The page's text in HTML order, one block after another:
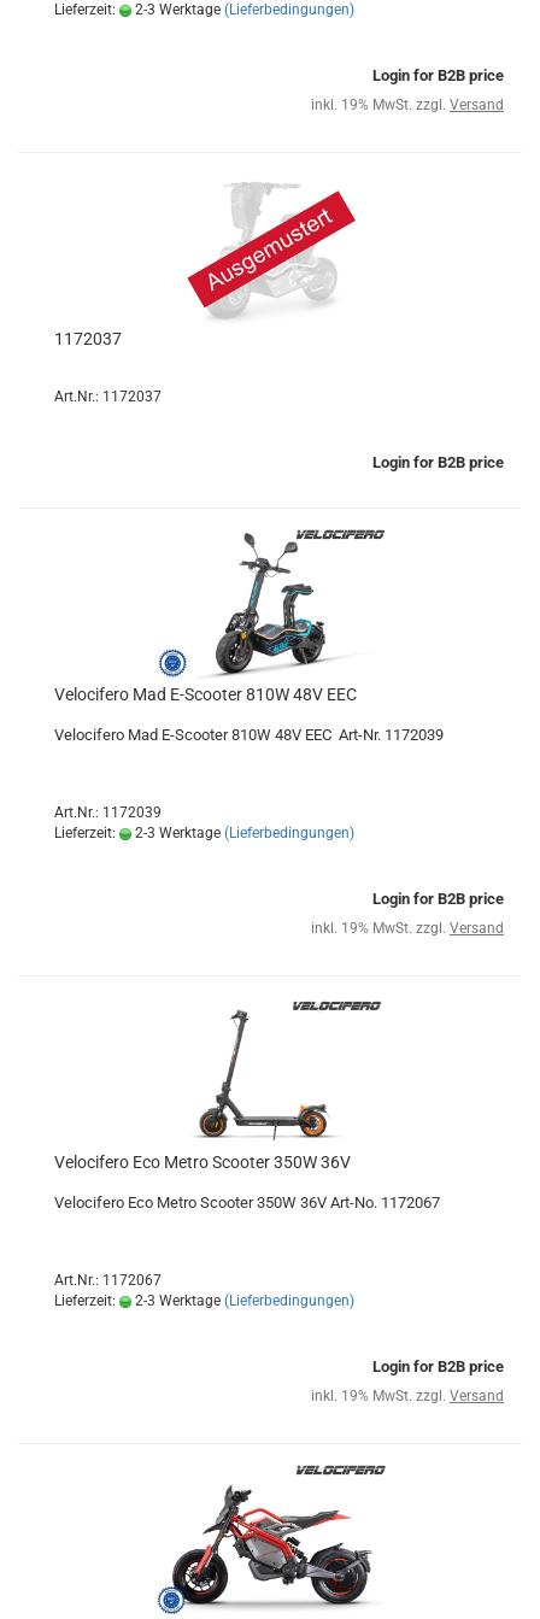
Lieferzeit:
2-3 Werktage (Lieferbedingungen)
Login for B2B price
inkl. 19% MwSt. zzgl. Versand
1172037
Art.Nr.: 1172037
Login for B2B price
Velocifero Mad E-Scooter 810W 48V EEC
Velocifero Mad E-Scooter 810W 48V EEC Art-Nr. 1172039
Art.Nr.: 1172039
Lieferzeit:
2-3 Werktage (Lieferbedingungen)
Login for B2B price
inkl. 19% MwSt. zzgl. Versand
Velocifero Eco Metro Scooter 350W 36V
Velocifero Eco Metro Scooter 350W 36V Art-No. 1172067
Art.Nr.: 1172067
Lieferzeit:
2-3 Werktage (Lieferbedingungen)
Login for B2B price
inkl. 19% MwSt. zzgl. Versand